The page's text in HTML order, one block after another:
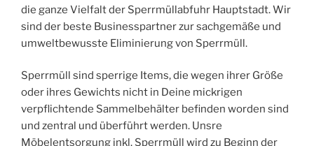
die ganze Vielfalt der Sperrmüllabfuhr Hauptstadt. Wir
sind der beste Businesspartner zur sachgemäße und
umweltbewusste Eliminierung von Sperrmüll.
Sperrmüll sind sperrige Items, die wegen ihrer Größe
oder ihres Gewichts nicht in Deine mickrigen
verpflichtende Sammelbehälter befinden worden sind
und zentral und überführt werden. Unsre
Möbelentsorgung inkl. Sperrmüll wird zu Beginn der